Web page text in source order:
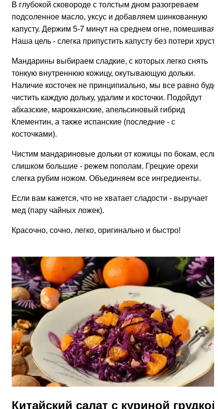
В глубокой сковороде с толстым дном разогреваем
подсоленное масло, уксус и добавляем шинкованную
капусту. Держим 5-7 минут на среднем огне, помешивая.
Наша цель - слегка припустить капусту без потери
Мандарины выбираем сладкие, с которых легко снять
тонкую внутреннюю кожицу, окутывающую дольки.
Наличие косточек не принципиально, мы все равно
чистить каждую дольку, удалим и косточки. Подойдут
абхазские, марокканские, апельсиновый гибрид
Клементин, а также испанские (последние - с
косточками).
Чистим мандариновые дольки от кожицы по бокам, если
слишком большие - режем пополам. Грецкие орехи
слегка рубим ножом. Объединяем все ингредиенты.
Если вам кажется, что не хватает сладости - выручает
мед (пару чайных ложек).
Красочно, сочно, легко, оригинально и быстро!
Китайский салат с куриной